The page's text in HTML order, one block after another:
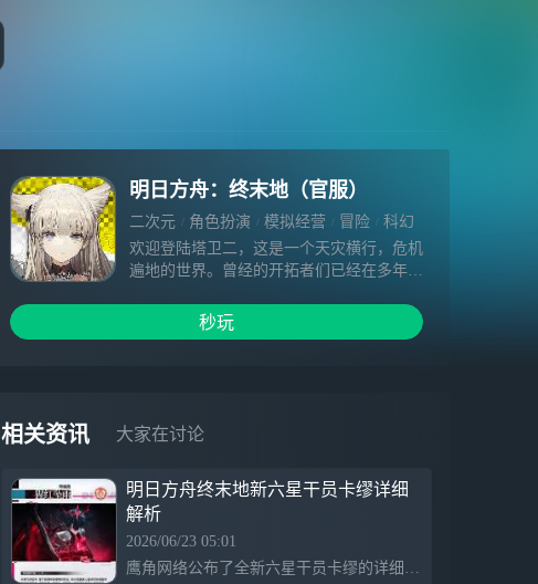
明日方舟：终末地（官服）
二次元 角色扮演 模拟经营 冒险
科幻
欢迎登陆塔卫二，这是一个天灾横行，危机
遍地的世界。曾经的开拓者们已经在多年的
移动城市构建了文明的新根基。但在远离城
市建设环带区的未开发地，延展到天际的荒
秒玩
相关资讯 大家在讨论
明日方舟终末地新六星干员卡缪详细
解析
2026/06/23 05:01
鹰角网络公布了全新六星干员卡缪的详细演示与角色档案，卡缪·亚尔诺是塞什卡的萨卡兹血魔，专注于追捕利用巫术犯罪者，并寻求与终末地工业合作。他定位为先锋干员中的灼热分支，负责承伤与前期输出，拥有“驱火焚影”等特殊技能，背景故事复杂且丰富，配音由松冈祯丞和马洋共同完成。